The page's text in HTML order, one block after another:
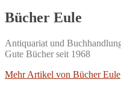
Bücher Eule
Antiquariat und
Gute Bücher seit 1968
Mehr Artikel von Bücher Eule